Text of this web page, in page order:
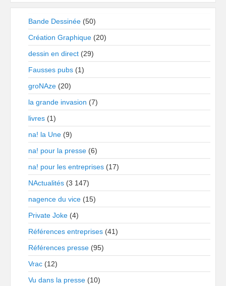
Bande Dessinée (50)
Création Graphique (20)
dessin en direct (29)
Fausses pubs (1)
groNAze (20)
la grande invasion (7)
livres (1)
na! la Une (9)
na! pour la presse (6)
na! pour les entreprises (17)
NActualités (3 147)
nagence du vice (15)
Private Joke (4)
Références entreprises (41)
Références presse (95)
Vrac (12)
Vu dans la presse (10)